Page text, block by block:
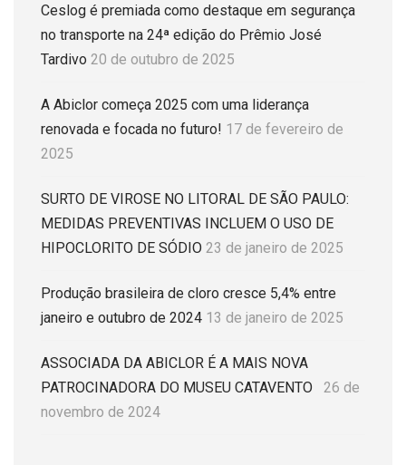
Ceslog é premiada como destaque em segurança
no transporte na 24ª edição do Prêmio José
Tardivo 20 de outubro de 2025
A Abiclor começa 2025 com uma liderança
renovada e focada no futuro! 17 de fevereiro de
2025
SURTO DE VIROSE NO LITORAL DE SÃO PAULO:
MEDIDAS PREVENTIVAS INCLUEM O USO DE
HIPOCLORITO DE SÓDIO 23 de janeiro de 2025
Produção brasileira de cloro cresce 5,4% entre
janeiro e outubro de 2024 13 de janeiro de 2025
ASSOCIADA DA ABICLOR É A MAIS NOVA
PATROCINADORA DO MUSEU CATAVENTO
26 de
novembro de 2024